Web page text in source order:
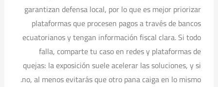
garantizan defensa local, por lo que es mejor priorizar
plataformas que procesen pagos a través de bancos
ecuatorianos y tengan información fiscal clara. Si todo
falla, comparte tu caso en redes y plataformas de
quejas: la exposición suele acelerar las soluciones, y si
no, al menos evitarás que otro pana caiga en lo mismo.